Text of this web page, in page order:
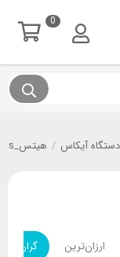
0
آیکاس / هیتس_Heets
ارزان‌ترین